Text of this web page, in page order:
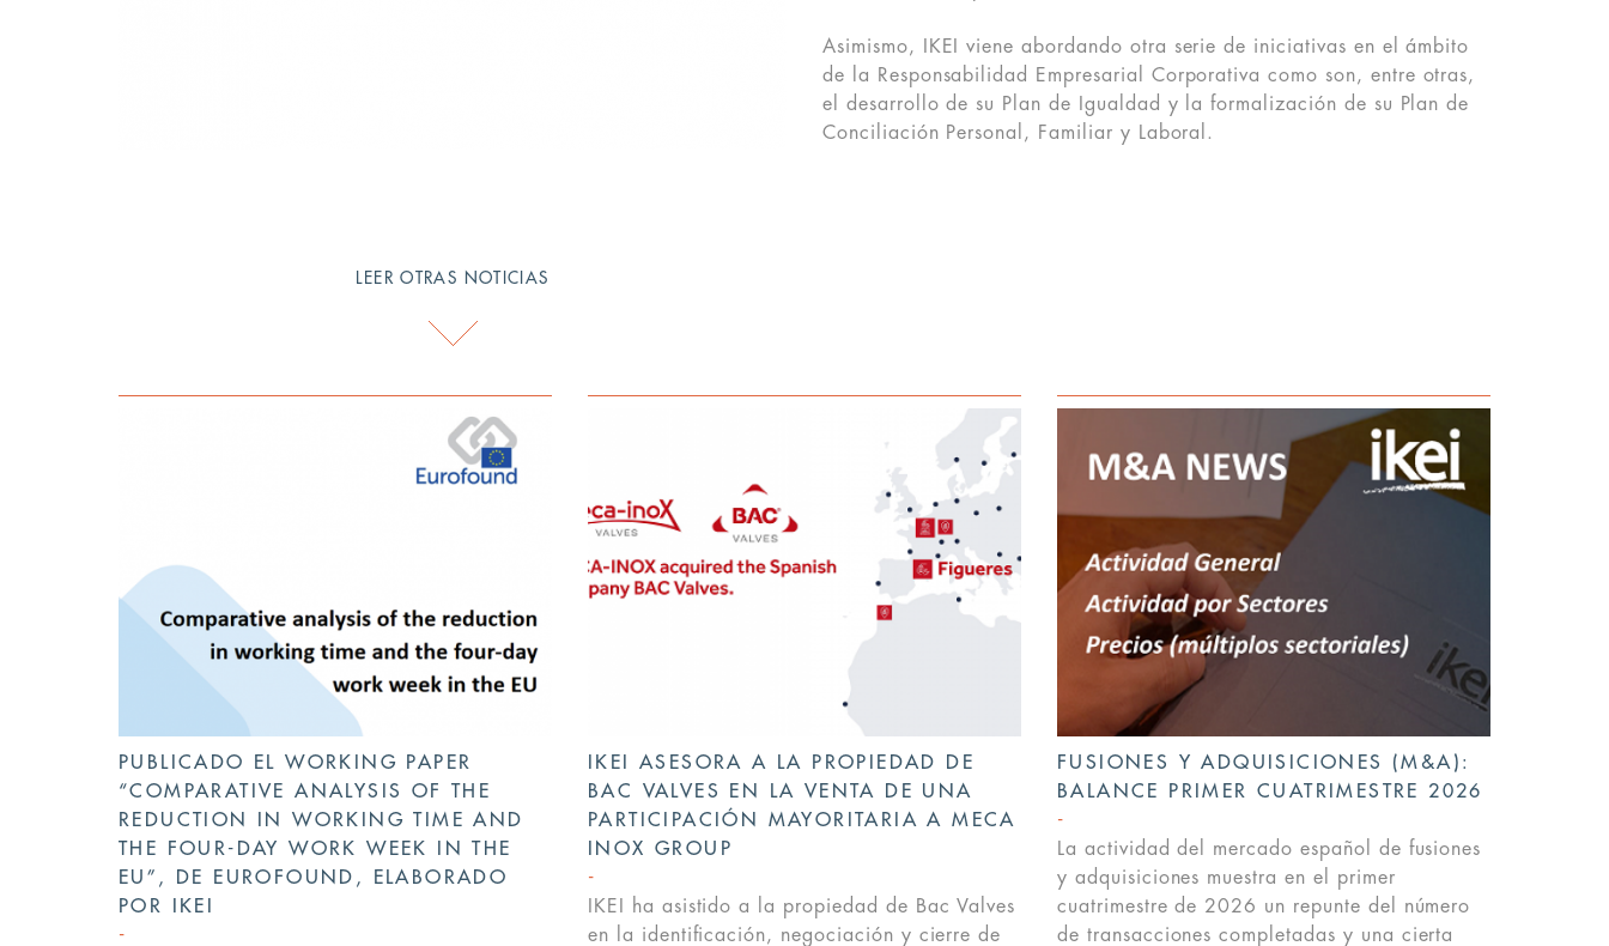
LEER OTRAS NOTICIAS
Asimismo, IKEI viene abordando otra serie de iniciativas en el ámbito
de la Responsabilidad Empresarial Corporativa como son, entre otras,
el desarrollo de su Plan de Igualdad y la formalización de su Plan de
Conciliación Personal, Familiar y Laboral.
PUBLICADO EL WORKING PAPER
“COMPARATIVE ANALYSIS OF THE
REDUCTION IN WORKING TIME AND
THE FOUR-DAY WORK WEEK IN THE
EU”, DE EUROFOUND, ELABORADO
POR IKEI
IKEI ASESORA A LA PROPIEDAD DE
BAC VALVES EN LA VENTA DE UNA
PARTICIPACIÓN MAYORITARIA A MECA
INOX GROUP
IKEI ha asistido a la propiedad de Bac Valves
en la identificación, negociación y cierre de
FUSIONES Y ADQUISICIONES (M&A):
BALANCE PRIMER CUATRIMESTRE 2026
La actividad del mercado español de fusiones
y adquisiciones muestra en el primer
cuatrimestre de 2026 un repunte del número
de transacciones completadas y una cierta